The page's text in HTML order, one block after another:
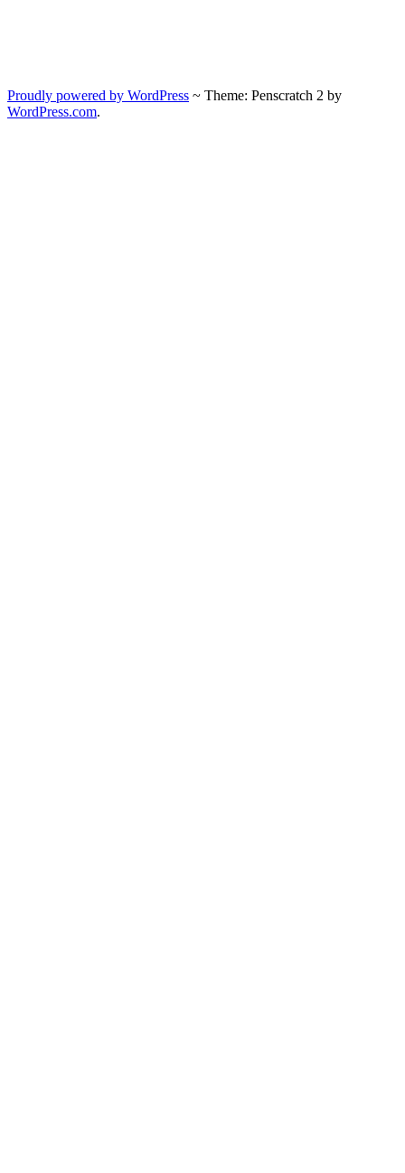
Proudly powered by WordPress ~ Theme: Penscratch 2 by
WordPress.com.